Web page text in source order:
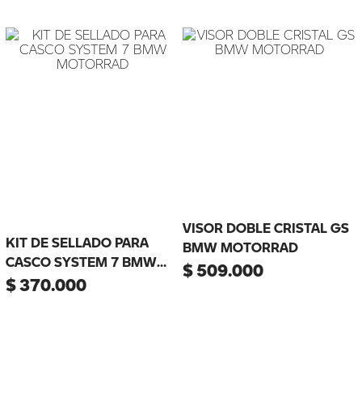
KIT DE SELLADO PARA
CASCO SYSTEM 7 BMW
MOTORRAD
$370.000
VISOR DOBLE CRISTAL GS
BMW MOTORRAD
$509.000